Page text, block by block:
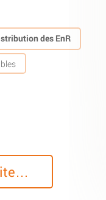
des EnR